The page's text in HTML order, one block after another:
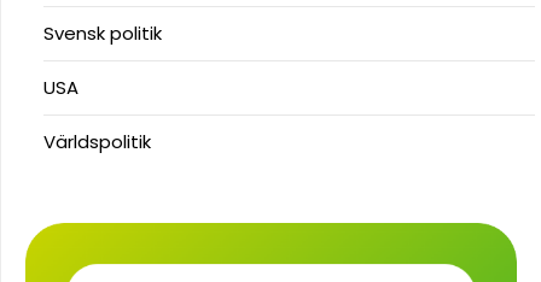
Svensk politik
USA
Världspolitik